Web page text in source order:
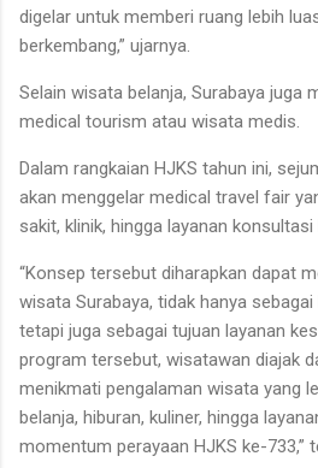
digelar untuk memberi ruang lebih
berkembang,” ujarnya.
Selain wisata belanja, Surabaya juga
medical tourism atau wisata medis.
Dalam rangkaian HJKS tahun ini,
akan menggelar medical travel fair
sakit, klinik, hingga layanan konsultasi
“Konsep tersebut diharapkan dapat
wisata Surabaya, tidak hanya
tetapi juga sebagai tujuan layanan
program tersebut, wisatawan diajak
menikmati pengalaman wisata yang
belanja, hiburan, kuliner, hingga
momentum perayaan HJKS ke-733,”